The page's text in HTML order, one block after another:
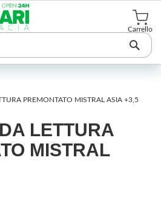
Carrello
Cerca
PREMONTATO MISTRAL ASIA +3,5
LETTURA
MISTRAL